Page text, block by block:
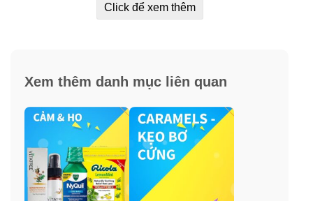
Hướng dẫn sử dụng kẹo ngậm thông cổ,
Halls vị trái cây này tan chậm trong miệng. Lặp lại 2 giờ
Trẻ em dưới 5 tuổi : hỏi bác sĩ.
– Xé dọc gói kẹo Halls theo đường hướng dẫn.
– Mở và lấy từng viên riêng biệt để dùng.
Click để xem thêm
Xem thêm danh mục liên quan